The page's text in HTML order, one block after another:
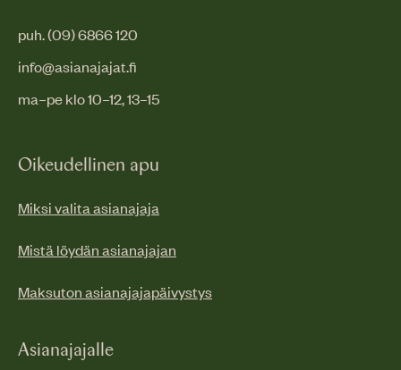
puh. (09) 6866 120
info@asianajajat.fi
ma–pe klo 10–12, 13–15
Oikeudellinen apu
Miksi valita asianajaja
Mistä löydän asianajajan
Maksuton asianajajapäivystys
Asianajajalle